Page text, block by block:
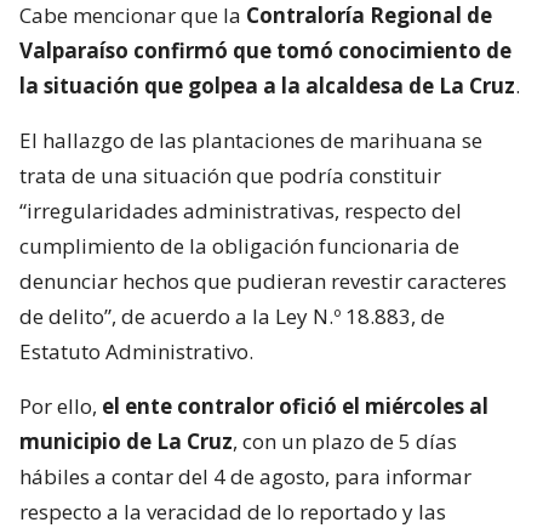
Cabe mencionar que la Contraloría Regional de
Valparaíso confirmó que tomó conocimiento de
la situación que golpea a la alcaldesa de La Cruz.
El hallazgo de las plantaciones de marihuana se
trata de una situación que podría constituir
“irregularidades administrativas, respecto del
cumplimiento de la obligación funcionaria de
denunciar hechos que pudieran revestir caracteres
de delito”, de acuerdo a la Ley N.º 18.883, de
Estatuto Administrativo.
Por ello, el ente contralor ofició el miércoles al
municipio de La Cruz, con un plazo de 5 días
hábiles a contar del 4 de agosto, para informar
respecto a la veracidad de lo reportado y las